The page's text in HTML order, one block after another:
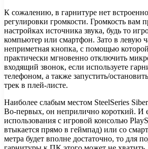
К сожалению, в гарнитуре нет
регулировки громкости. Громкость вам
настройках источника звука, будь то
компьютер или смартфон. Зато в левую
неприметная кнопка, с помощью
практически мгновенно отключить
входящий звонок, если используете
телефоном, а также запустить/
трек в плей-листе.
Наиболее слабым местом SteelSeries
Во-первых, он неприлично короткий. И
использования с игровой консолью
втыкается прямо в геймпад) или со
метра будет вполне достаточно, то для